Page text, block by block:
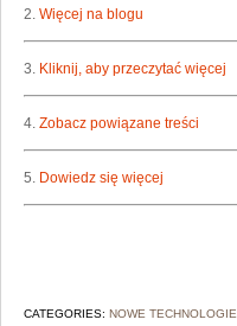
2. Więcej na blogu
3. Kliknij, aby przeczytać więcej
4. Zobacz powiązane treści
5. Dowiedz się więcej
CATEGORIES: NOWE TECHNOLOGIE